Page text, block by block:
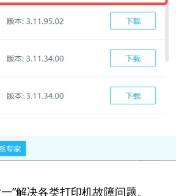
”解决各类打印机故障问题。